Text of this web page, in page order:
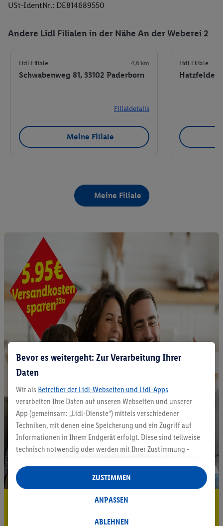
USt-IdentNr.: DE814689550
Andere Lidl Filialen in der Nähe An der Weberei 2
Lidl Filiale 4,6 km
Schwabenweg 81, 33102 Paderborn
Filialdetails
Meine Filiale
Lidl Filiale
Hatzfelder
Meine Filiale
5.95 € Versand sparen³²ᵃ
Jetzt zum Newsletter anmelden
Bevor es weitergeht: Zur Verarbeitung Ihrer
Daten
Wir als Betreiber der Lidl-Webseiten und Lidl-Apps
verarbeiten Ihre Daten auf unseren Webseiten und unserer
App (gemeinsam: „Lidl-Dienste“) mittels verschiedener
Techniken, mit denen eine Speicherung und ein Zugriff auf
Informationen in Ihrem Endgerät erfolgt. Diese sind teilweise
technisch notwendig oder werden mit Ihrer Zustimmung -
auch durch Partner (u.a.
Verantwortliche; im Zusammenhang mit dem IAB TCF
insgesamt
Statistik-Erstellung oder für personalisierte Werbung
Datenverarbeitungen für personalisierte Werbung werden
ABLEHNEN
ANPASSEN
ZUSTIMMEN